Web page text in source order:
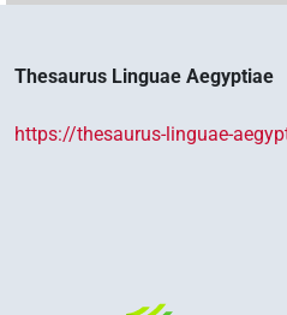
Thesaurus Linguae Aegyptiae
https://thesaurus-linguae-